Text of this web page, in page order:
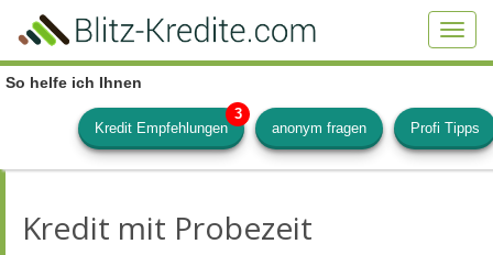
content
So helfe ich Ihnen
Kredit Empfehlungen anonym fragen Profi Tipps
Kredit mit Probezeit